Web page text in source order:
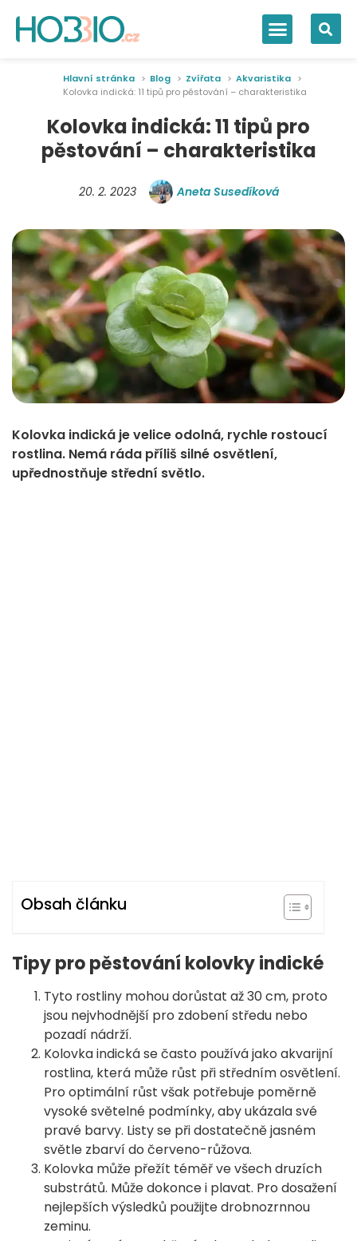
Hlavní stránka Blog Zvířata
Akvaristika
Kolovka indická: 11 tipů pro pěstování – charakteristika
Kolovka indická: 11 tipů pro
pěstování – charakteristika
20. 2. 2023 Aneta Susedíková
Kolovka indická je velice odolná, rychle rostoucí
rostlina. Nemá ráda příliš silné osvětlení,
upřednostňuje střední světlo.
Obsah článku
Tipy pro pěstování kolovky indické
Tyto rostliny mohou dorůstat až 30 cm, proto
jsou nejvhodnější pro zdobení středu nebo
pozadí nádrží.
Kolovka indická se často používá jako akvarijní
rostlina, která může růst při středním osvětlení.
Pro optimální růst však potřebuje poměrně
vysoké světelné podmínky, aby ukázala své
pravé barvy. Listy se při dostatečně jasném
světle zbarví do červeno-růžova.
Kolovka může přežít téměř ve všech druzích
substrátů. Může dokonce i plavat. Pro dosažení
nejlepších výsledků použijte drobnozrnnou
zeminu.